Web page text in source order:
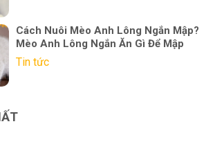
Cách Nuôi Mèo Anh Lông Ngắn Mập?
Mèo Anh Lông Ngắn Ăn Gì Để Mập
Tin tức